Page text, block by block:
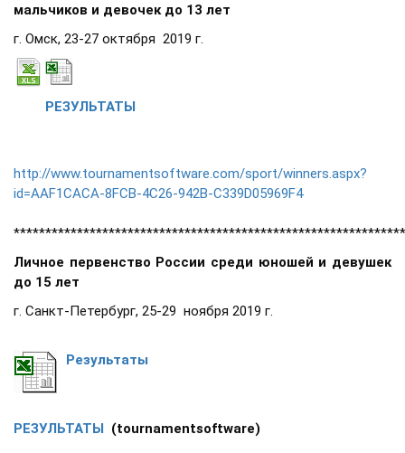
мальчиков и девочек до 13 лет
г. Омск, 23-27 октября 2019 г.
РЕЗУЛЬТАТЫ
http://www.tournamentsoftware.com/sport/winners.aspx?
id=AAF1CACA-8FCB-4C26-942B-C339D05969F4
Личное первенство России среди юношей и девушек
до 15 лет
г. Санкт-Петербург, 25-29 ноября 2019 г.
Результаты
РЕЗУЛЬТАТЫ (tournamentsoftware)